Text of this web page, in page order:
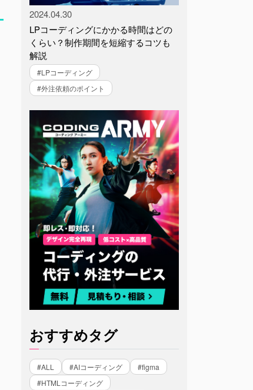
2024.04.30
LPコーディングにかかる時間はどの
くらい？制作期間を短縮するコツも
解説
#LPコーディング
#外注依頼のポイント
おすすめタグ
#ALL #AIコーディング
#figma
#HTMLコーディング